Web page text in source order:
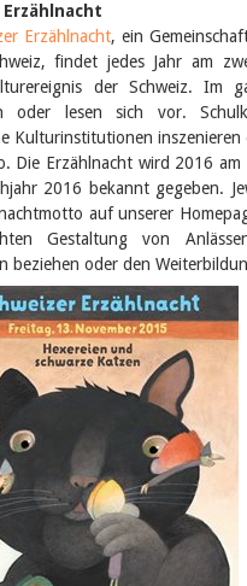
Erzählnacht, ein
findet jedes Jahr am
der Schweiz. Im
oder lesen sich vor.
Kulturinstitutionen
Die Erzählnacht wird 2016
2016 bekannt gegeben.
auf unserer
Gestaltung von
beziehen oder den